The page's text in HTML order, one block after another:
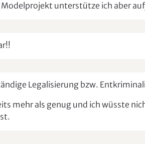
Modelprojekt unterstütze ich aber
Legalisierung bzw.
mehr als genug und ich wüsste